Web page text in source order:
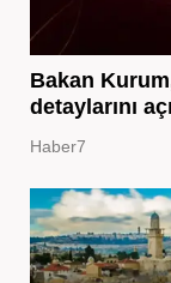
Bakan
detaylarını
Haber7